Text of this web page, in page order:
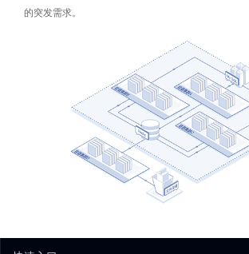
的突发需求。